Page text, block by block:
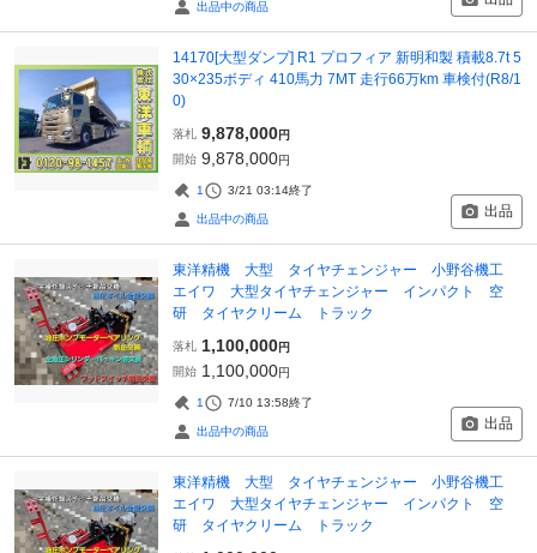
出品中の商品
14170[大型ダンプ] R1 プロフィア 新明和製 積載8.7t 5
30×235ボディ 410馬力 7MT 走行66万km 車検付(R8/1
0)
落札 9,878,000円
開始 9,878,000円
1 3/21 03:14終了
出品中の商品 出品
東洋精機 大型 タイヤチェンジャー 小野谷機工
エイワ 大型タイヤチェンジャー インパクト 空
研 タイヤクリーム トラック
落札 1,100,000円
開始 1,100,000円
1 7/10 13:58終了
出品中の商品 出品
東洋精機 大型 タイヤチェンジャー 小野谷機工
エイワ 大型タイヤチェンジャー インパクト 空
研 タイヤクリーム トラック